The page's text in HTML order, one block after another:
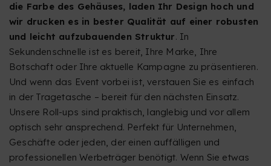
die Farbe des Gehäuses, laden Ihr Design hoch und
wir drucken es in bester Qualität auf einer robusten
und leicht aufzubauenden Struktur. In
Sekundenschnelle ist es bereit, Ihre Marke, Ihre
Botschaft oder Ihre aktuelle Kampagne zu präsentieren.
Und wenn das Event vorbei ist, verstauen Sie es einfach
in der Tragetasche – bereit für den nächsten Einsatz.
Unsere Roll-ups sind praktisch, langlebig und vor allem
optisch sehr ansprechend. Perfekt für Unternehmen,
Geschäfte oder jeden, der einen auffälligen und
professionellen Werbeträger benötigt. Wenn Sie etwas